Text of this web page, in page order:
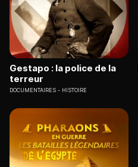
Gestapo : la police de la
terreur
DOCUMENTAIRES HISTOIRE